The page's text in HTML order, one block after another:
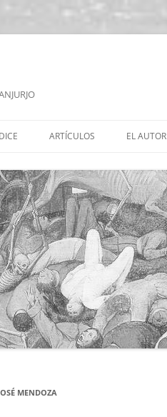
ARTÍCULOS EL AUTOR
MENDOZA